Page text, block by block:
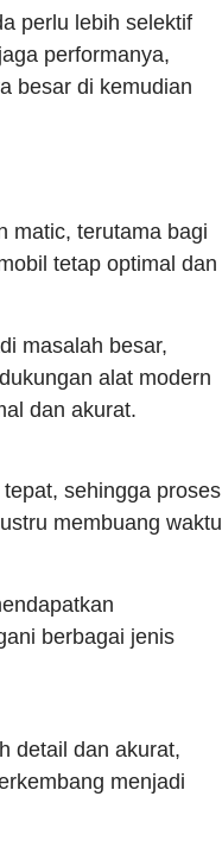
perlu lebih selektif
performanya,
besar di kemudian
matic, terutama bagi
tetap optimal dan
masalah besar,
alat modern
dan akurat.
sehingga proses
membuang waktu
berbagai jenis
detail dan akurat,
menjadi